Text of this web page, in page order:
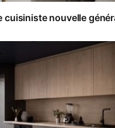
cuisiniste nouvelle